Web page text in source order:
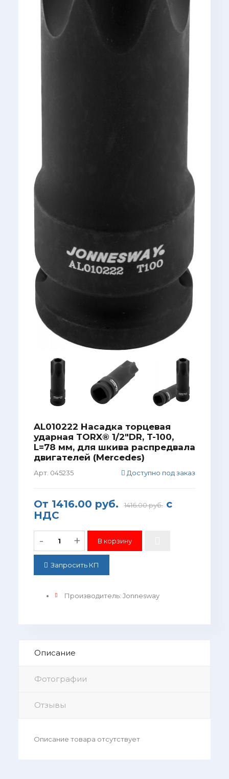
AL010222 Насадка торцевая
ударная TORX® 1/2"DR, T-100,
L=78 мм, для шкива распредвала
двигателей (Mercedes)
Арт. 045235 Доступно под заказ
От 1416.00 руб. 1416.00 руб.с
НДС
- +
Запросить КП
Производитель: Jonnesway
Описание
Фотографии
Отзывы
Описание товара отсутствует